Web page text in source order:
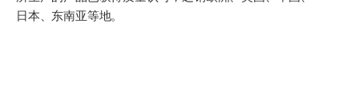
日本、东南亚等地。